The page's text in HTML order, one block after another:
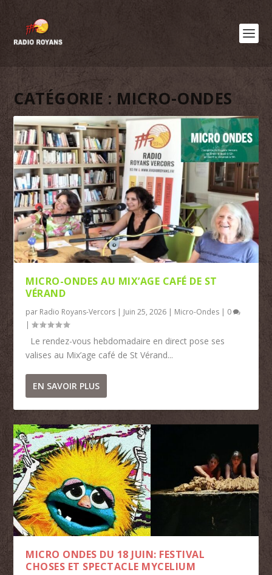
CATÉGORIE : MICRO-ONDES
MICRO-ONDES AU MIX’AGE CAFÉ DE ST
VÉRAND
par Radio Royans-Vercors | Juin 25, 2026 | Micro-Ondes | 0
|
Le rendez-vous hebdomadaire en direct pose ses
valises au Mix’age café de St Vérand...
EN SAVOIR PLUS
MICRO ONDES DU 18 JUIN: FESTIVAL
CHOSES ET SPECTACLE MYCELIUM